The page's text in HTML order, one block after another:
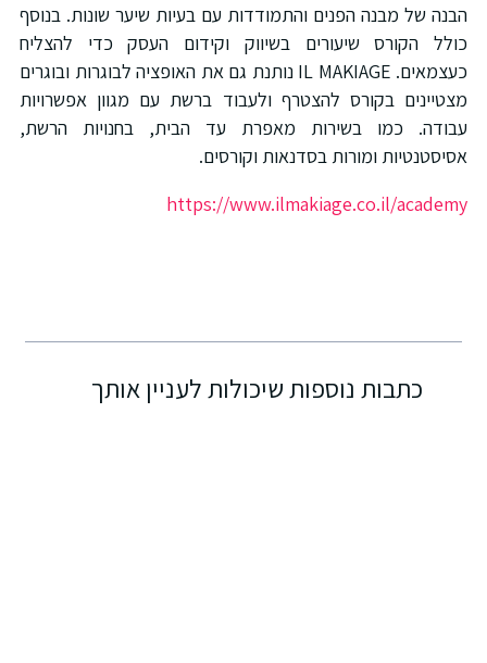
של מבנה הפנים והתמודדות עם בעיות שיער שונות. בנוסף
הקורס שיעורים בשיווק וקידום העסק כדי להצליח
כעצמאים. IL MAKIAGE נותנת גם את האופציה לבוגרות ובוגרים
בקורס להצטרף ולעבוד ברשת עם מגוון אפשרויות
כמו בשירות מאפרת עד הבית, בחנויות הרשת,
ומורות בסדנאות וקורסים.
https://www.ilmakiage.co.il/
כתבות נוספות שיכולות לעניין אותך